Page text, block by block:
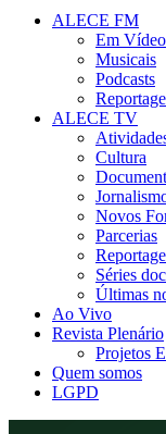
ALECE FM
Em Vídeo
Musicais
Podcasts
ALECE TV
Cultura
Novos
Parcerias
Séries
Últimas
Ao Vivo
Revista Plenário
Projetos
Quem somos
LGPD